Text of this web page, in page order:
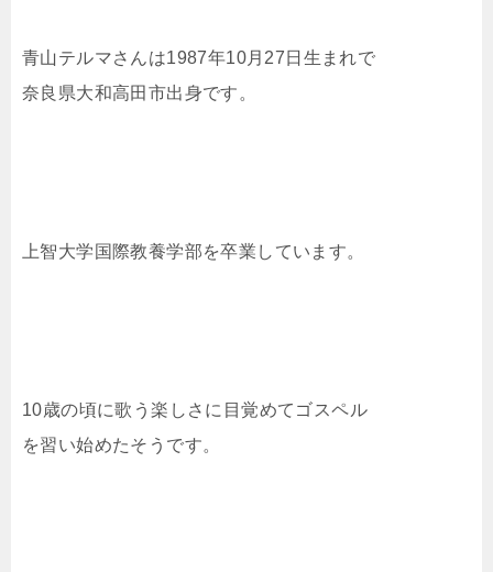
青山テルマさんは1987年10月27日生まれで
奈良県大和高田市出身です。
上智大学国際教養学部を卒業しています。
10歳の頃に歌う楽しさに目覚めてゴスペル
を習い始めたそうです。